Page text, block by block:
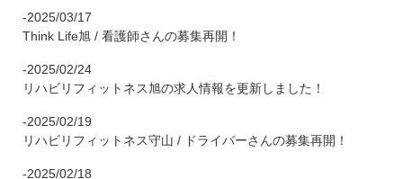
-2025/03/17
Think Life旭 / 看護師さんの募集再開！
-2025/02/24
リハビリフィットネス旭の求人情報を更新しました！
-2025/02/19
リハビリフィットネス守山 / ドライバーさんの募集再開！
-2025/02/18